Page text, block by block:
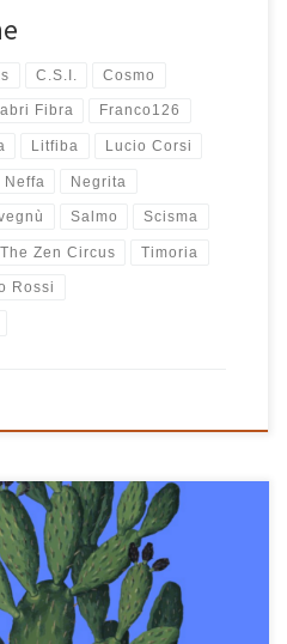
C.S.I. Cosmo
Fibra Franco126
Litfiba Lucio Corsi
Neffa Negrita
Salmo Scisma
The Zen Circus Timoria
Rossi
che ti fa sentire bene, ecco cos’è
dalla playlist dove nel tempo
ascolto e che mi piace. Alcune